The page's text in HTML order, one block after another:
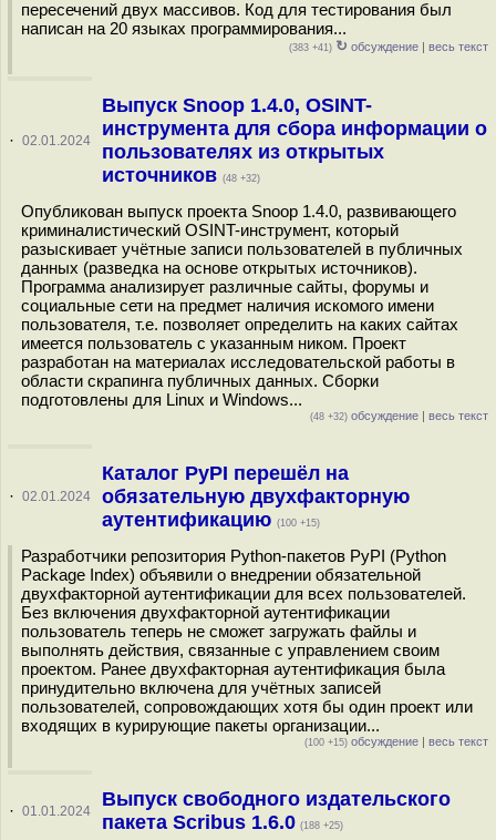
пересечений двух массивов. Код для тестирования был
написан на 20 языках программирования...
(383 +41) ↻ обсуждение | весь текст
· 02.01.2024
Выпуск Snoop 1.4.0, OSINT-
инструмента для сбора информации о
пользователях из открытых
источников (48 +32)
Опубликован выпуск проекта Snoop 1.4.0, развивающего
криминалистический OSINT-инструмент, который
разыскивает учётные записи пользователей в публичных
данных (разведка на основе открытых источников).
Программа анализирует различные сайты, форумы и
социальные сети на предмет наличия искомого имени
пользователя, т.е. позволяет определить на каких сайтах
имеется пользователь с указанным ником. Проект
разработан на материалах исследовательской работы в
области скрапинга публичных данных. Сборки
подготовлены для Linux и Windows...
(48 +32) обсуждение | весь текст
· 02.01.2024
Каталог PyPI перешёл на
обязательную двухфакторную
аутентификацию (100 +15)
Разработчики репозитория Python-пакетов PyPI (Python
Package Index) объявили о внедрении обязательной
двухфакторной аутентификации для всех пользователей.
Без включения двухфакторной аутентификации
пользователь теперь не сможет загружать файлы и
выполнять действия, связанные с управлением своим
проектом. Ранее двухфакторная аутентификация была
принудительно включена для учётных записей
пользователей, сопровождающих хотя бы один проект или
входящих в курирующие пакеты организации...
(100 +15) обсуждение | весь текст
· 01.01.2024
Выпуск свободного издательского
пакета Scribus 1.6.0 (188 +25)